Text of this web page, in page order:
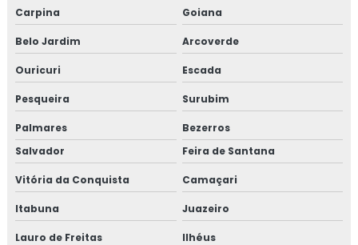
Carpina Goiana
Belo Jardim Arcoverde
Ouricuri Escada
Pesqueira Surubim
Palmares
Bezerros
Salvador
Feira de Santana
Vitória da Conquista Camaçari
Itabuna Juazeiro
Lauro de Freitas Ilhéus